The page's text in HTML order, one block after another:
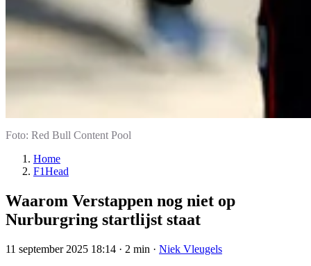
Foto: Red Bull Content Pool
Home
F1Head
Waarom Verstappen nog niet op
Nurburgring startlijst staat
11 september 2025 18:14 · 2 min · Niek Vleugels